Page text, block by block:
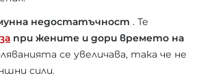
недостатъчност . Те
при жените и дори времето на
се увеличава, така че не
сили.